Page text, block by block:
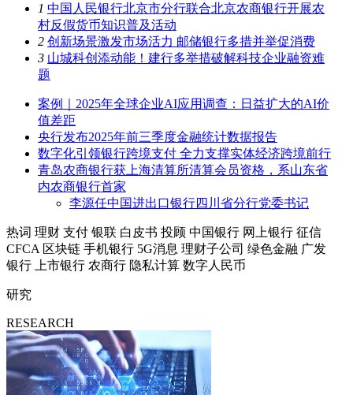
1 中国人民银行北京市分行联合北京农商银行开展农
村反假货币知识普及活动
2 创新场景激发市场活力 邮储银行多措并举促消费
3 山城科创添动能！建行多举措破解科技企业融资难
题
案例｜2025年全球企业AI应用调查：日益扩大的AI价
值差距
央行发布2025年前三季度金融统计数据报告
数字化引领银行跨境支付 全力支撑实体经济跨境前行
青岛农商银行获上海清算所清算会员资格，系山东省
内农商银行首家
李源任中国进出口银行四川省分行党委书记
热词 理财 支付 银联 白皮书 投顾 中国银行 网上银行 征信
CFCA 区块链 手机银行 5G消息 理财子公司 绿色金融 广发
银行
上市银行 农商行 隐私计算 数字人民币
研究
RESEARCH